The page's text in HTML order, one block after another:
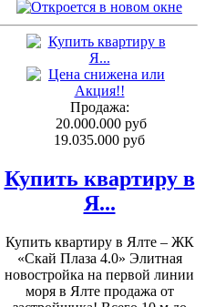
Продажа:
20.000.000 руб
19.035.000 руб
Купить квартиру в
Я...
Купить квартиру в Ялте – ЖК
«Скай Плаза 4.0» Элитная
новостройка на первой линии
моря в Ялте продажа от